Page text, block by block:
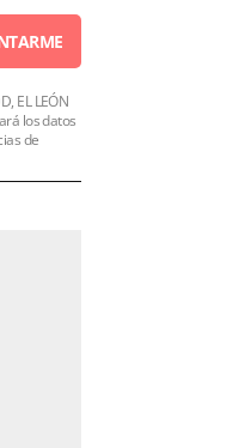
EL LEÓN
los datos
de